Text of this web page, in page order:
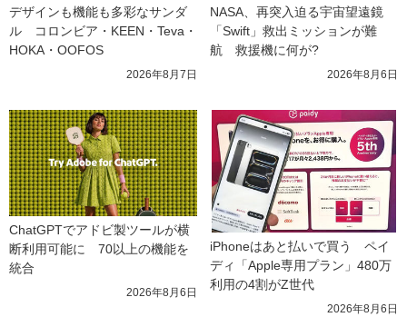
デザインも機能も多彩なサンダ
ル　コロンビア・KEEN・Teva・
HOKA・OOFOS
2026年8月7日
NASA、再突入迫る宇宙望遠鏡
「Swift」救出ミッションが難
航　救援機に何が?
2026年8月6日
ChatGPTでアドビ製ツールが横
断利用可能に　70以上の機能を
統合
2026年8月6日
iPhoneはあと払いで買う　ペイ
ディ「Apple専用プラン」480万
利用の4割がZ世代
2026年8月6日